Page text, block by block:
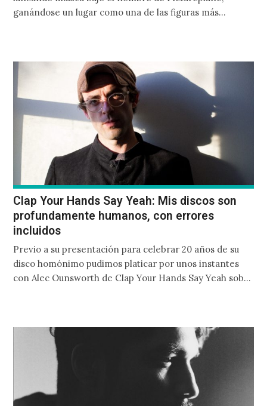
ganándose un lugar como una de las figuras más
electrónica, hip hop y tintes góticos han servido como
inspiración para la subsequente escena del emo rap.
Clap Your Hands Say Yeah: Mis discos son
profundamente humanos, con errores
incluidos
Previo a su presentación para celebrar 20 años de su
disco homónimo pudimos platicar por unos instantes
con Alec Ounsworth de Clap Your Hands Say Yeah sobre